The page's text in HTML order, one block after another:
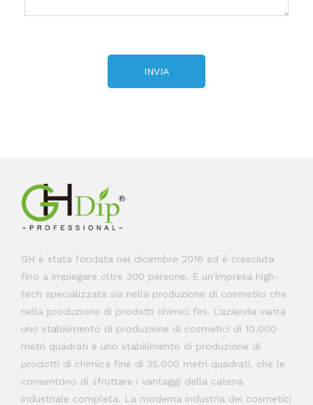
INVIA
GH è stata fondata nel dicembre 2016 ed è cresciuta
fino a impiegare oltre 300 persone. È un'impresa high-
tech specializzata sia nella produzione di cosmetici che
nella produzione di prodotti chimici fini. L'azienda vanta
uno stabilimento di produzione di cosmetici di 10.000
metri quadrati e uno stabilimento di produzione di
prodotti di chimica fine di 35.000 metri quadrati, che le
consentono di sfruttare i vantaggi della catena
industriale completa. La moderna industria dei cosmetici